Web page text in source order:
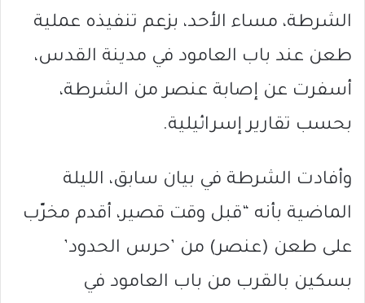
الشرطة، مساء الأحد، بزعم تنفيذه عملية
طعن عند باب العامود في مدينة القدس،
أسفرت عن إصابة عنصر من الشرطة،
بحسب تقارير إسرائيلية.
وأفادت الشرطة في بيان سابق، الليلة
الماضية بأنه “قبل وقت قصير، أقدم مخرّب
على طعن (عنصر) من ’حرس الحدود’
بسكين بالقرب من باب العامود في